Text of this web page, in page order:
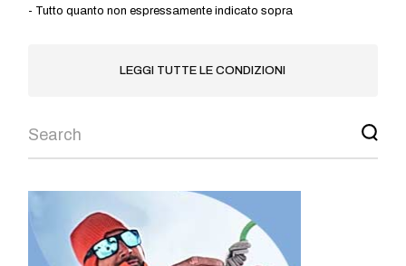
- Tutto quanto non espressamente indicato sopra
LEGGI TUTTE LE CONDIZIONI